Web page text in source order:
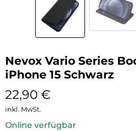
Nevox Vario Series
iPhone 15 Schwarz
22,90 €
inkl. MwSt.
Online verfügbar